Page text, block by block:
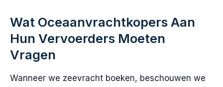
Wat Oceaanvrachtkopers Aan
Hun Vervoerders Moeten
Vragen
Wanneer we zeevracht boeken, beschouwen we